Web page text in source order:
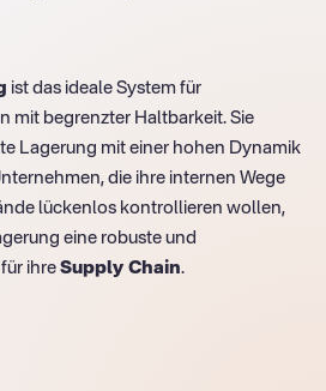
ist das ideale System für
mit begrenzter Haltbarkeit. Sie
Lagerung mit einer hohen Dynamik
die ihre internen Wege
lückenlos kontrollieren wollen,
eine robuste und
ihre Supply Chain.